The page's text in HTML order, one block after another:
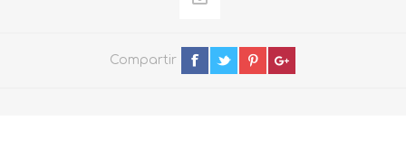
Compartir